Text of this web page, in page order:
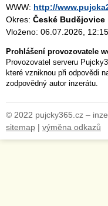
WWW: http://
Okres: České Budějovice
Vloženo: 06.07.2026, 12:15
Prohlášení provozovatele
Provozovatel serveru
které vzniknou při odpovědi
zodpovědný autor inzerátu.
© 2022 pujcky365.cz –
sitemap | výměna odkazů